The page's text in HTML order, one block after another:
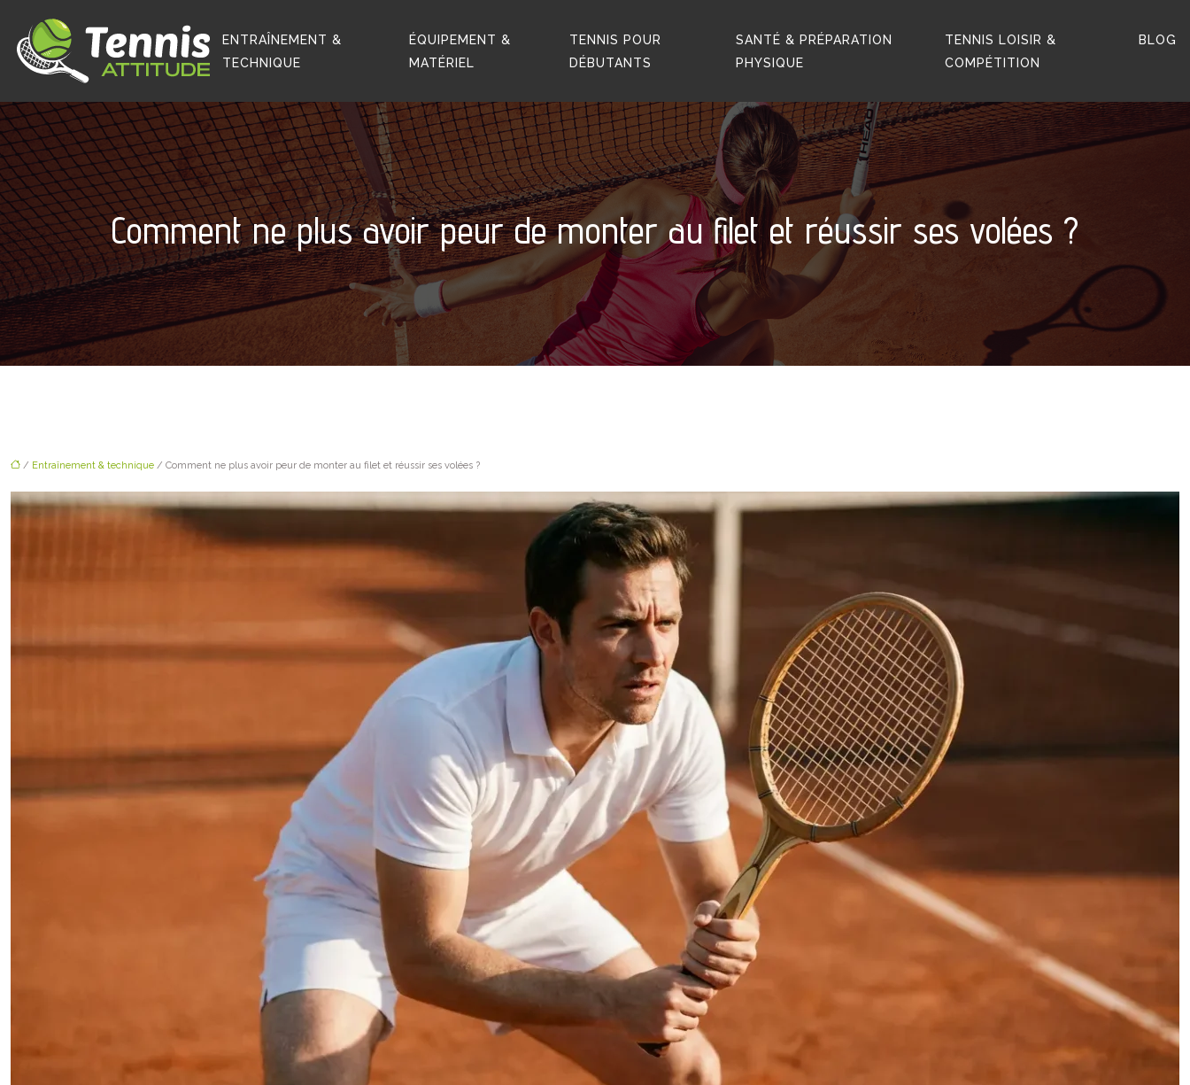
ENTRAÎNEMENT &
TECHNIQUE
ÉQUIPEMENT &
MATÉRIEL
TENNIS POUR
DÉBUTANTS
SANTÉ & PRÉPARATION
PHYSIQUE
TENNIS LOISIR &
COMPÉTITION
BLOG
Comment ne plus avoir peur de monter au filet et réussir ses volées ?
/ Entraînement & technique / Comment ne plus avoir peur de monter au filet et réussir ses volées ?